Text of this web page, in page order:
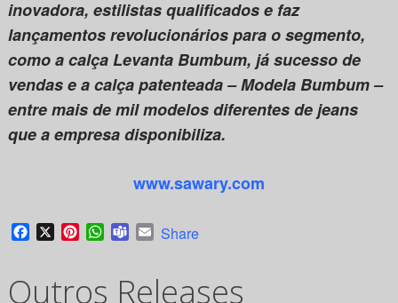
inovadora, estilistas qualificados e faz
lançamentos revolucionários para o segmento,
como a calça Levanta Bumbum, já sucesso de
vendas e a calça patenteada – Modela Bumbum –
entre mais de mil modelos diferentes de jeans
que a empresa disponibiliza.
www.sawary.com
Facebook
X PinterestWhatsApp
TeamsEmail
Share
Outros Releases